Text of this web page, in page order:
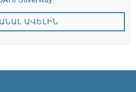
ԱՎԵԼԻՆ